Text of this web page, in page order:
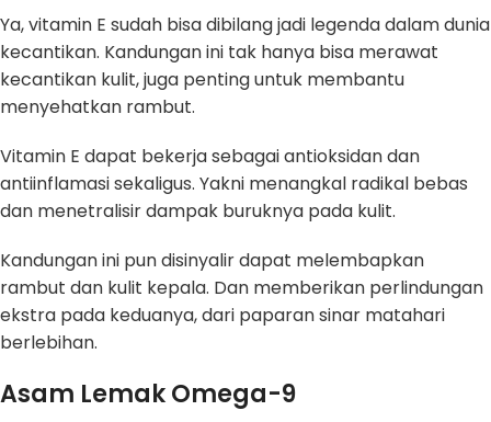
Ya, vitamin E sudah bisa dibilang jadi legenda dalam dunia
kecantikan. Kandungan ini tak hanya bisa merawat
kecantikan kulit, juga penting untuk membantu
menyehatkan rambut.
Vitamin E dapat bekerja sebagai antioksidan dan
antiinflamasi sekaligus. Yakni menangkal radikal bebas
dan menetralisir dampak buruknya pada kulit.
Kandungan ini pun disinyalir dapat melembapkan
rambut dan kulit kepala. Dan memberikan perlindungan
ekstra pada keduanya, dari paparan sinar matahari
berlebihan.
Asam Lemak Omega-9